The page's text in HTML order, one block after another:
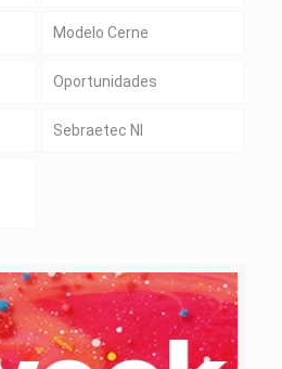
Modelo Cerne
Oportunidades
Sebraetec NI